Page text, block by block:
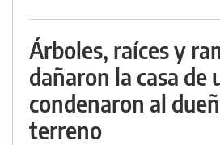
Árboles, raíces y
dañaron la casa de
condenaron al
terreno